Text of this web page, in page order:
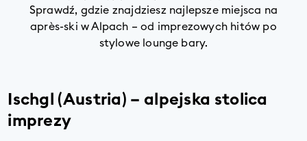
Sprawdź, gdzie znajdziesz najlepsze miejsca na
après-ski w Alpach – od imprezowych hitów po
stylowe lounge bary.
Ischgl (Austria) – alpejska stolica
imprezy